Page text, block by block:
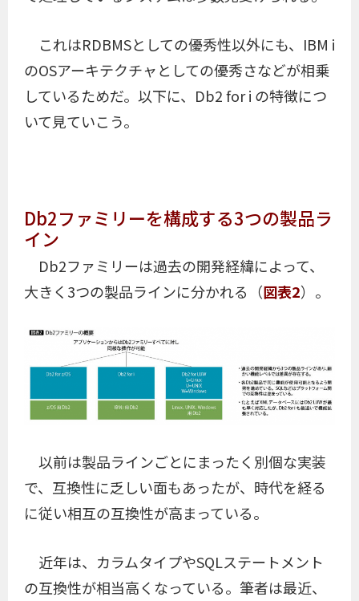
これはRDBMSとしての優秀性以外にも、IBM i
のOSアーキテクチャとしての優秀さなどが相乗
しているためだ。以下に、Db2 for i の特徴につ
いて見ていこう。
Db2ファミリーを構成する3つの製品ラ
イン
Db2ファミリーは過去の開発経緯によって、
大きく3つの製品ラインに分かれる（図表2）。
以前は製品ラインごとにまったく別個な実装
で、互換性に乏しい面もあったが、時代を経る
に従い相互の互換性が高まっている。
近年は、カラムタイプやSQLステートメント
の互換性が相当高くなっている。筆者は最近、